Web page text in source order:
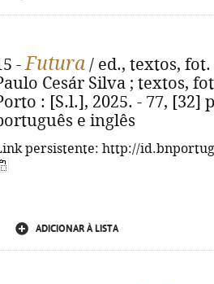
-Futura / ed., textos,
Cesár Silva ; textos,
: [S.l.], 2025. - 77, [32]
e inglês
persistente: http://
ADICIONAR À LISTA